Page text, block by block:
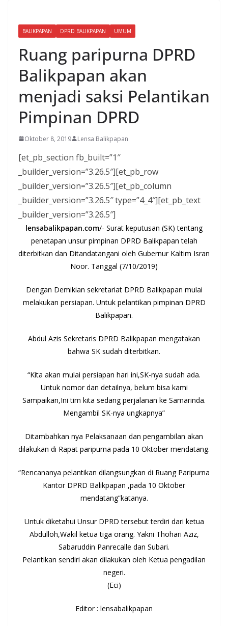
BALIKPAPAN DPRD BALIKPAPAN UMUM
Ruang paripurna DPRD
Balikpapan akan
menjadi saksi Pelantikan
Pimpinan DPRD
Oktober 8, 2019 Lensa Balikpapan
[et_pb_section fb_built=”1″
_builder_version=”3.26.5″][et_pb_row
_builder_version=”3.26.5″][et_pb_column
_builder_version=”3.26.5″ type=”4_4″][et_pb_text
_builder_version=”3.26.5″]
lensabalikpapan.com/- Surat keputusan (SK) tentang
penetapan unsur pimpinan DPRD Balikpapan telah
diterbitkan dan Ditandatangani oleh Gubernur Kaltim Isran
Noor. Tanggal (7/10/2019)
Dengan Demikian sekretariat DPRD Balikpapan mulai
melakukan persiapan. Untuk pelantikan pimpinan DPRD
Balikpapan.
Abdul Azis Sekretaris DPRD Balikpapan mengatakan
bahwa SK sudah diterbitkan.
“Kita akan mulai persiapan hari ini,SK-nya sudah ada.
Untuk nomor dan detailnya, belum bisa kami
Sampaikan,Ini tim kita sedang perjalanan ke Samarinda.
Mengambil SK-nya ungkapnya”
Ditambahkan nya Pelaksanaan dan pengambilan akan
dilakukan di Rapat paripurna pada 10 Oktober mendatang.
“Rencananya pelantikan dilangsungkan di Ruang Paripurna
Kantor DPRD Balikpapan ,pada 10 Oktober
mendatang”katanya.
Untuk diketahui Unsur DPRD tersebut terdiri dari ketua
Abdulloh,Wakil ketua tiga orang. Yakni Thohari Aziz,
Sabaruddin Panrecalle dan Subari.
Pelantikan sendiri akan dilakukan oleh Ketua pengadilan
negeri.
(Eci)
Editor : lensabalikpapan